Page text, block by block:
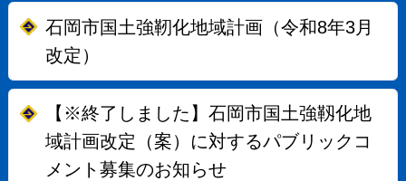
石岡市国土強靭化地域計画（令和8年3月
改定）
【※終了しました】石岡市国土強靱化地
域計画改定（案）に対するパブリックコ
メント募集のお知らせ